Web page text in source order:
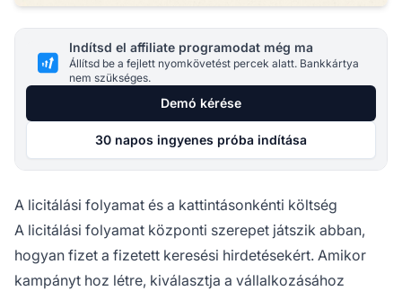
Indítsd el affiliate programodat még ma
Állítsd be a fejlett nyomkövetést percek alatt. Bankkártya
nem szükséges.
Demó kérése
30 napos ingyenes próba indítása
A licitálási folyamat és a kattintásonkénti költség
A licitálási folyamat központi szerepet játszik abban,
hogyan fizet a fizetett keresési hirdetésekért. Amikor
kampányt hoz létre, kiválasztja a vállalkozásához